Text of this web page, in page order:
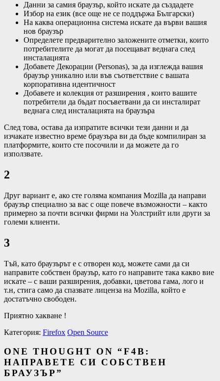
Данни за самия браузър, който искате да създадете
Избор на език (все още не се поддържа Български)
На каква операционна система искате да върви вашия
нов браузър
Определете предварително заложените отметки, които
потребителите да могат да посещават веднага след
инсталацията
Добавете Декорации (Personas), за да изглежда вашия
браузър уникално или във съответствие с вашата
корпоративна идентичност
Добавете и колекция от разширения , които вашите
потребители да бъдат посъветвани да си инсталират
веднага след инсталацията на браузъра
След това, остава да изпратите всички тези данни и да
изчакате известно време браузъра ви да бъде компилиран за
платформите, които сте посочили и да можете да го
използвате.
2
Друг вариант е, ако сте голяма компания Mozilla да направи
браузър специално за вас с още повече възможности – както
примерно за почти всички фирми на Уолстрийт или други за
големи клиенти.
3
Тъй, като браузърът е с отворен код, можете сами да си
направите собствен браузър, като го направите така какво вие
искате – с ваши разширения, добавки, цветова гама, лого и
т.н, стига само да спазвате лиценза на Mozilla, който е
достатъчно свободен.
Приятно хакване !
Категория: Firefox Open Source
ONE THOUGHT ON “F4B:
НАПРАВЕТЕ СИ СОБСТВЕН
БРАУЗЪР”